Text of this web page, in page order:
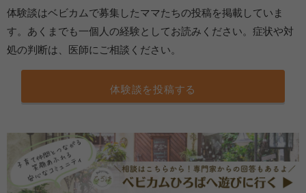
体験談はベビカムで募集したママたちの投稿を掲載していま
す。あくまでも一個人の経験としてお読みください。症状や対
処の判断は、医師にご相談ください。
体験談を投稿する